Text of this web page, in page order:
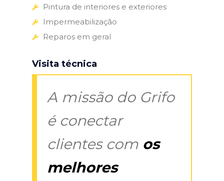
Pintura de interiores e exteriores
Impermeabilização
Reparos em geral
Visita técnica
A missão do Grifo
é conectar
clientes com os
melhores